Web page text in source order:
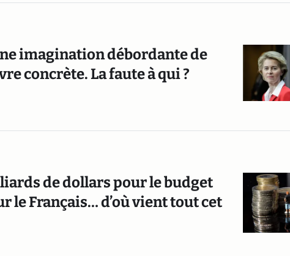
imagination débordante de
concrète. La faute à qui ?
de dollars pour le budget
le Français… d’où vient tout cet